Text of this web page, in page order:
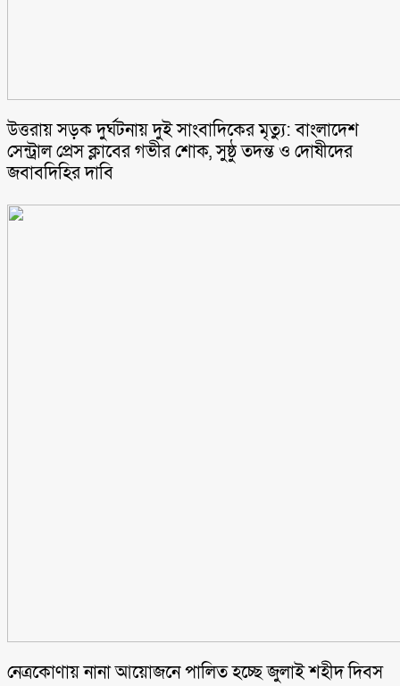
উত্তরায় সড়ক দুর্ঘটনায় দুই সাংবাদিকের মৃত্যু: বাংলাদেশ
সেন্ট্রাল প্রেস ক্লাবের গভীর শোক, সুষ্ঠু তদন্ত ও দোষীদের
জবাবদিহির দাবি
নেত্রকোণায় নানা আয়োজনে পালিত হচ্ছে জুলাই শহীদ দিবস